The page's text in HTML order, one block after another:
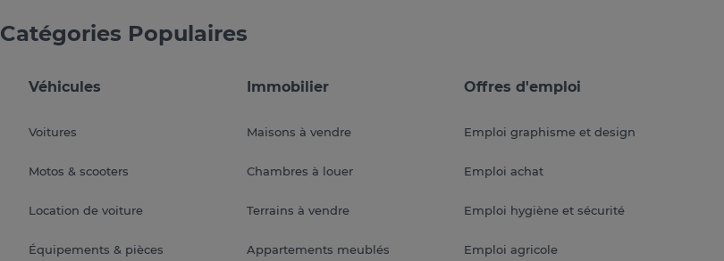
Catégories Populaires
Véhicules
Voitures
Motos & scooters
Location de voiture
Équipements & pièces
Immobilier
Maisons à vendre
Chambres à louer
Terrains à vendre
Appartements meublés
Offres d'emploi
Emploi graphisme et design
Emploi achat
Emploi hygiène et sécurité
Emploi agricole